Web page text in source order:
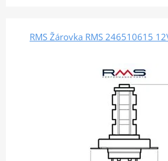
RMS Žárovka RMS 246510615